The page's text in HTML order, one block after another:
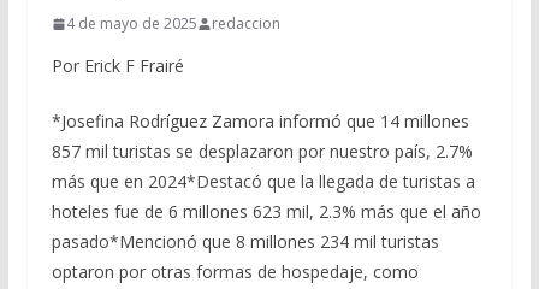
4 de mayo de 2025 redaccion
Por Erick F Frairé
*Josefina Rodríguez Zamora informó que 14 millones
857 mil turistas se desplazaron por nuestro país, 2.7%
más que en 2024*Destacó que la llegada de turistas a
hoteles fue de 6 millones 623 mil, 2.3% más que el año
pasado*Mencionó que 8 millones 234 mil turistas
optaron por otras formas de hospedaje, como